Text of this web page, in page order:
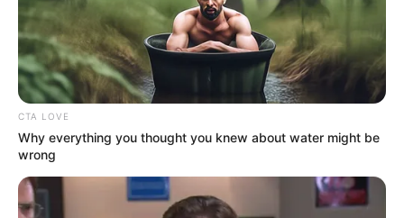
CTA LOVE
Why everything you thought you knew about water might be
wrong